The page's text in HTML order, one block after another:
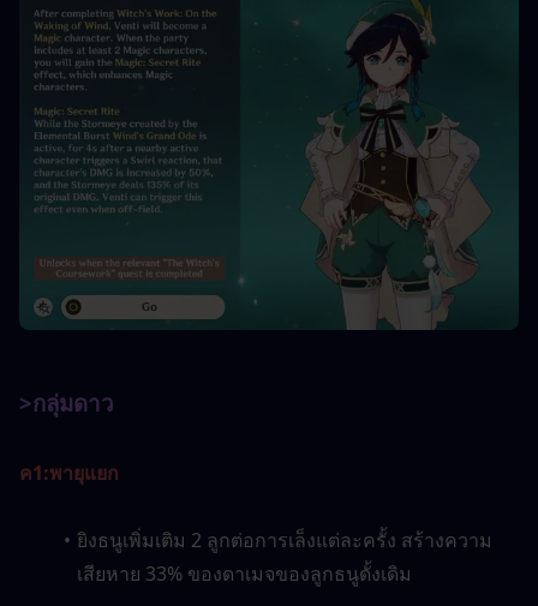
>กลุ่มดาว
ค1:พายุแยก
ยิงธนูเพิ่มเติม 2 ลูกต่อการเล็งแต่ละครั้ง สร้างความ
เสียหาย 33% ของดาเมจของลูกธนูดั้งเดิม